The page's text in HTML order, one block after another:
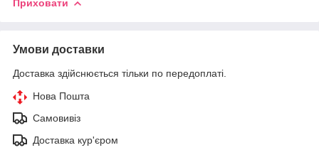
Приховати
Умови доставки
Доставка здійснюється тільки по передоплаті.
Нова Пошта
Самовивіз
Доставка кур'єром